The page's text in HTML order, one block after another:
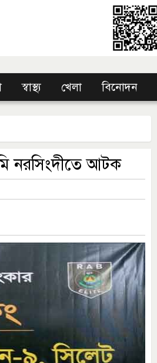
স্বাস্থ্য খেলা বিনোদন
নরসিংদীতে আটক